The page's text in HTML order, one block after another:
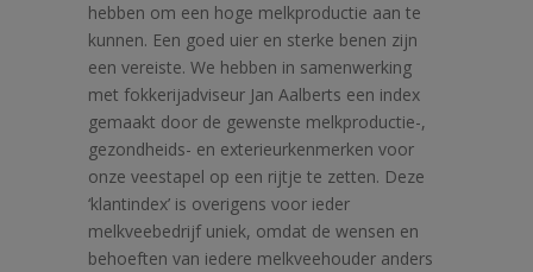
hebben om een hoge melkproductie aan te
kunnen. Een goed uier en sterke benen zijn
een vereiste. We hebben in samenwerking
met fokkerijadviseur Jan Aalberts een index
gemaakt door de gewenste melkproductie-,
gezondheids- en exterieurkenmerken voor
onze veestapel op een rijtje te zetten. Deze
‘klantindex’ is overigens voor ieder
melkveebedrijf uniek, omdat de wensen en
behoeften van iedere melkveehouder anders